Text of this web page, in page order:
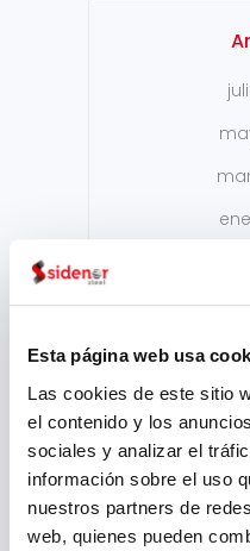
Esta página web usa
Las cookies de este sitio
el contenido y los
sociales y analizar el
información sobre el uso
nuestros partners de
web, quienes pueden